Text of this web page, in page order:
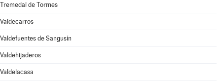
Tremedal de Tormes
Valdecarros
Valdefuentes de Sangusín
Valdehijaderos
Valdelacasa